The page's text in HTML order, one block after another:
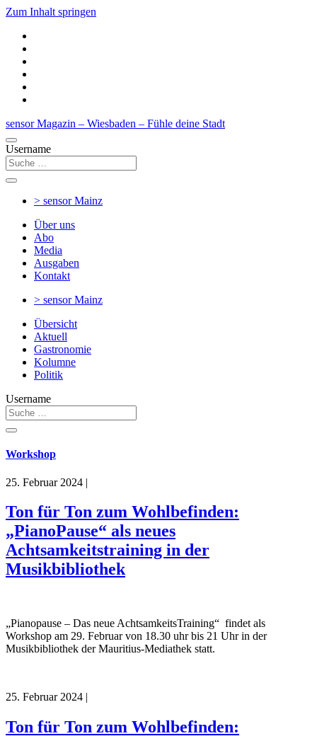
Zum Inhalt springen
sensor Magazin – Wiesbaden – Fühle deine Stadt
Username
> sensorMainz
Über uns
Abo
Media
Ausgaben
Kontakt
> sensorMainz
Übersicht
Aktuell
Gastronomie
Kolumne
Politik
Username
Workshop
25. Februar 2024 |
Ton für Ton zum Wohlbefinden:
„PianoPause“ als neues
Achtsamkeitstraining in der
Musikbibliothek
„Pianopause – Das neue AchtsamkeitsTraining“ findet als
Workshop am 29. Februar von 18.30 uhr bis 21 Uhr in der
Musikbibliothek der Mauritius-Mediathek statt.
25. Februar 2024 |
Ton für Ton zum Wohlbefinden: